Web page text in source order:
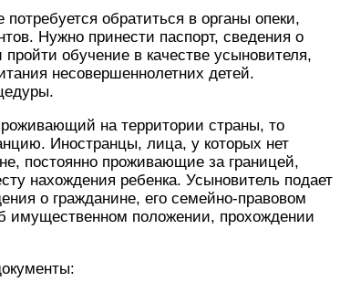
обратиться в органы опеки,
Нужно принести паспорт, сведения о
обучение в качестве усыновителя,
несовершеннолетних детей.
на территории страны, то
Иностранцы, лица, у которых нет
постоянно проживающие за границей,
нахождения ребенка. Усыновитель подает
о гражданине, его семейно-правовом
имущественном положении, прохождении